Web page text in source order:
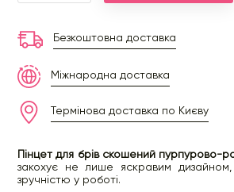
Безкоштовна доставка
Міжнародна доставка
Термінова доставка по Києву
Пінцет для брів скошений пурпурово-
закохує не лише яскравим
зручністю у роботі.